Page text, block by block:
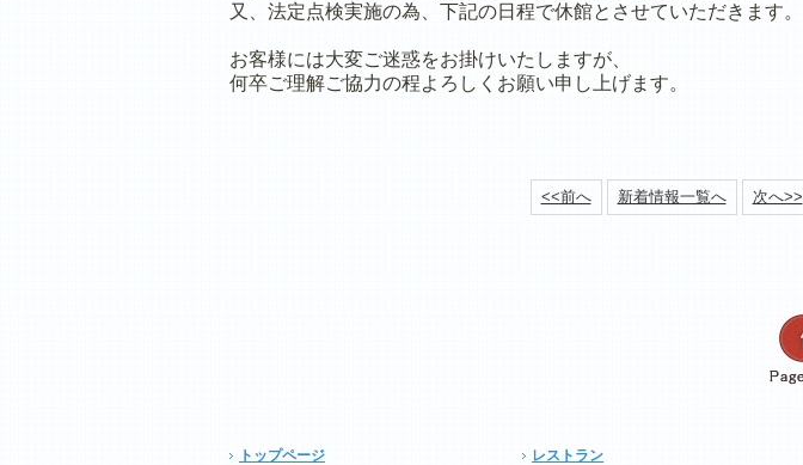
又、法定点検実施の為、下記の日程で休館とさせていただきます。
お客様には大変ご迷惑をお掛けいたしますが、
何卒ご理解ご協力の程よろしくお願い申し上げます。
<<前へ 新着情報一覧へ 次へ>>
トップページ
レストラン